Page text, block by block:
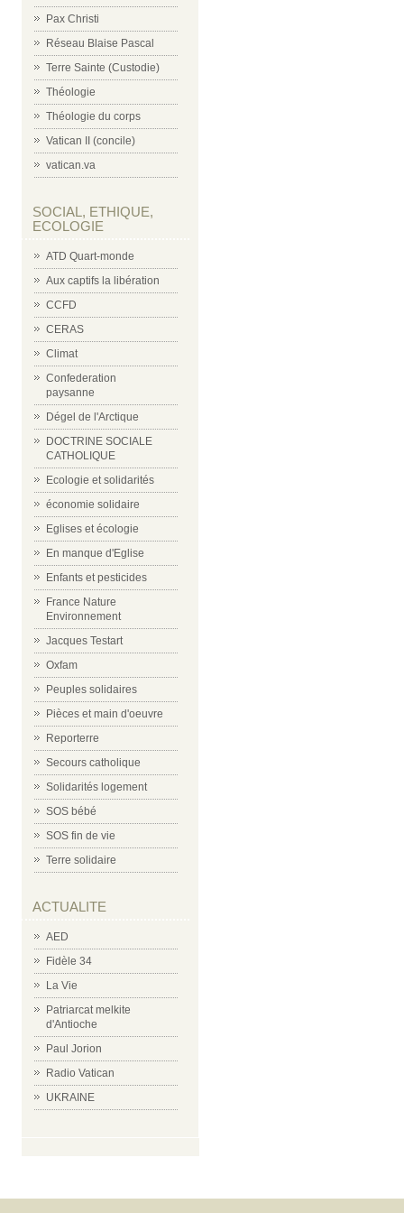
Pax Christi
Réseau Blaise Pascal
Terre Sainte (Custodie)
Théologie
Théologie du corps
Vatican II (concile)
vatican.va
SOCIAL, ETHIQUE,
ECOLOGIE
ATD Quart-monde
Aux captifs la libération
CCFD
CERAS
Climat
Confederation
paysanne
Dégel de l'Arctique
DOCTRINE SOCIALE
CATHOLIQUE
Ecologie et solidarités
économie solidaire
Eglises et écologie
En manque d'Eglise
Enfants et pesticides
France Nature
Environnement
Jacques Testart
Oxfam
Peuples solidaires
Pièces et main d'oeuvre
Reporterre
Secours catholique
Solidarités logement
SOS bébé
SOS fin de vie
Terre solidaire
ACTUALITE
AED
Fidèle 34
La Vie
Patriarcat melkite
d'Antioche
Paul Jorion
Radio Vatican
UKRAINE